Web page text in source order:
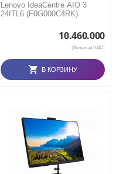
Lenovo IdeaCentre AIO 3
24ITL6 (F0G000C4RK)
10.460.000
(Включая НДС)
В КОРЗИНУ